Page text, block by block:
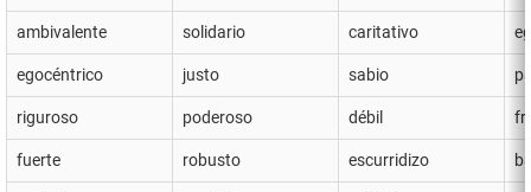
ambivalente solidario caritativo
egocéntrico justo sabio
riguroso poderoso débil
fuerte robusto escurridizo